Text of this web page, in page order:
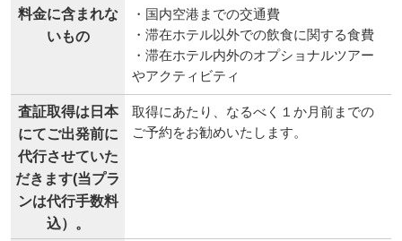
料金に含まれな
いもの
・国内空港までの交通費
・滞在ホテル以外での飲食に関する食費
・滞在ホテル内外のオプショナルツアー
やアクティビティ
査証取得は日本
にてご出発前に
代行させていた
だきます(当プラ
ンは代行手数料
込）。
取得にあたり、なるべく１か月前までの
ご予約をお勧めいたします。